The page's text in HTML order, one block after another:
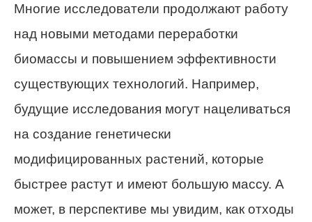
Многие исследователи продолжают работу
над новыми методами переработки
биомассы и повышением эффективности
существующих технологий. Например,
будущие исследования могут нацеливаться
на создание генетически
модифицированных растений, которые
быстрее растут и имеют большую массу. А
может, в перспективе мы увидим, как отходы